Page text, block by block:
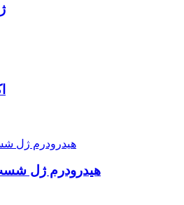
هیدرودرم ژل